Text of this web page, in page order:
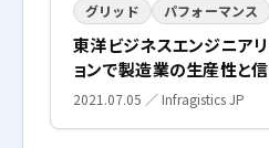
グリッド パフォーマンス
東洋ビジネスエンジニア
ョンで製造業の生産性と
2021.07.05 ／ Infragistics JP